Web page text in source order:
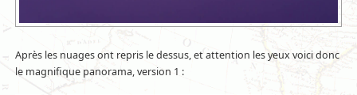
Après les nuages ont repris le dessus, et attention les yeux voici donc
le magnifique panorama, version 1 :